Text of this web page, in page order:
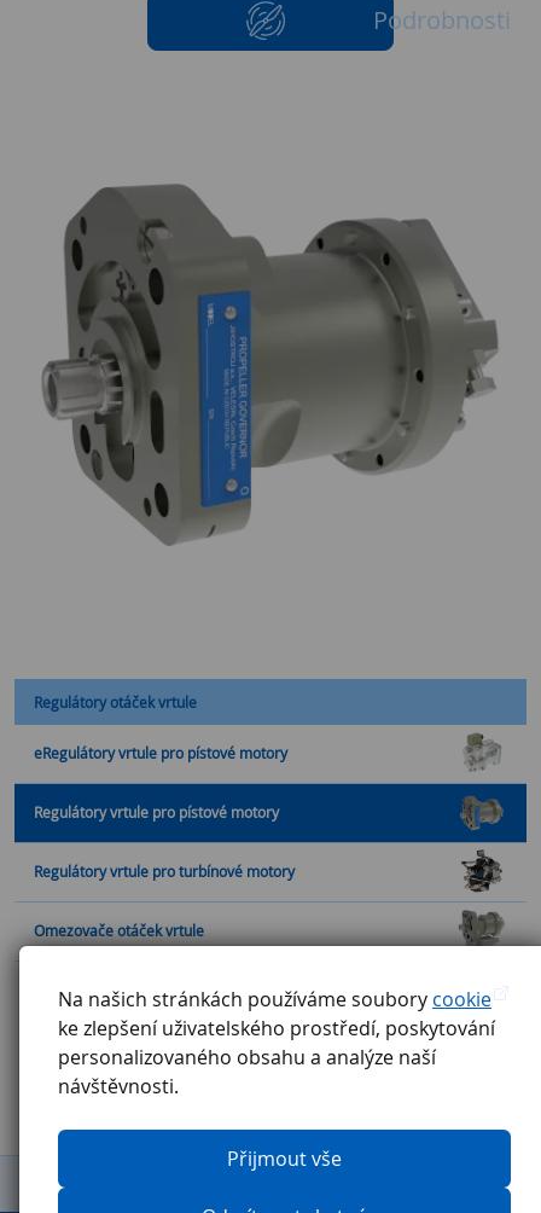
Na našich stránkách používáme soubory cookie
ke zlepšení uživatelského prostředí, poskytování
personalizovaného obsahu a analýze naší
návštěvnosti.
Přijmout vše
Podrobnosti
Regulátory otáček vrtule
eRegulátory vrtule pro pístové motory
Regulátory vrtule pro pístové motory
Regulátory vrtule pro turbínové motory
Omezovače otáček vrtule
Vysílače otáček
Reklamační řád